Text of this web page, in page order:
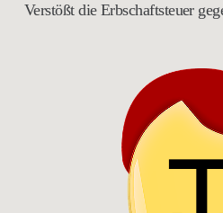
Verstößt die Erbschaftsteuer